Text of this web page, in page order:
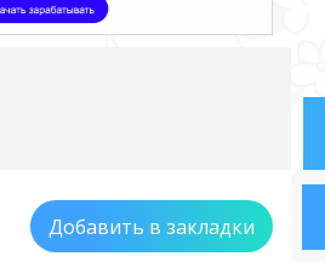
Добавить в закладки